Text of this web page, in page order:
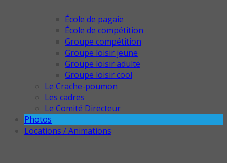
École de pagaie
École de compétition
Groupe compétition
Groupe loisir jeune
Groupe loisir adulte
Groupe loisir cool
Le Crache-poumon
Les cadres
Le Comité Directeur
Photos
Locations / Animations